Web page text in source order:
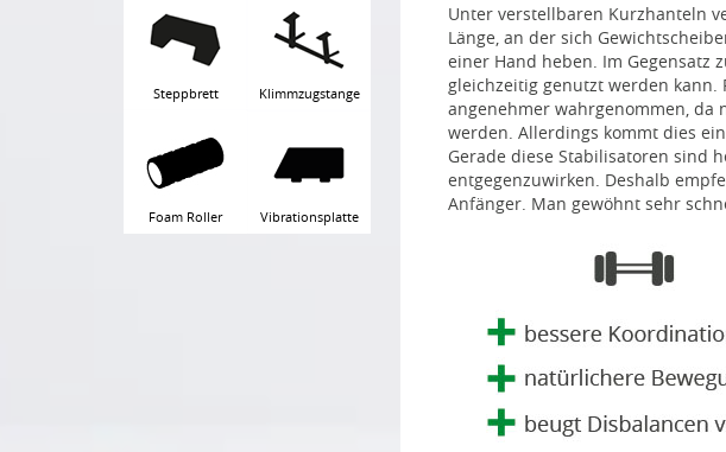
Steppbrett Klimmzugstange
Foam Roller Vibrationsplatte
Unter verstellbaren Kurzhanteln
Länge, an der sich
einer Hand heben. Im Gegensatz
gleichzeitig genutzt werden
angenehmer wahrgenommen, da
werden. Allerdings kommt dies
Gerade diese Stabilisatoren sind
entgegenzuwirken. Deshalb
Anfänger. Man gewöhnt sehr